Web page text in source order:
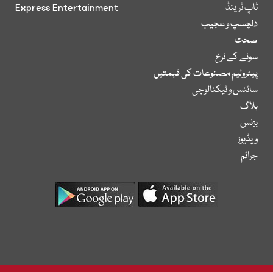
ٹاپ ٹرینڈ
دلچسپ و عجیب
صحت
سونے کے نرخ
پیٹرولیم مصنوعات کی قیمتیں
سائنس و ٹیکنالوجی
بلاگ
بزنس
ویڈیوز
جرائم
Express Entertainment